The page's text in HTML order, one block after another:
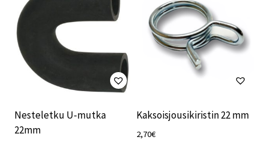
Nesteletku U-mutka
22mm
Kaksoisjousikiristin 22 mm
2,70€